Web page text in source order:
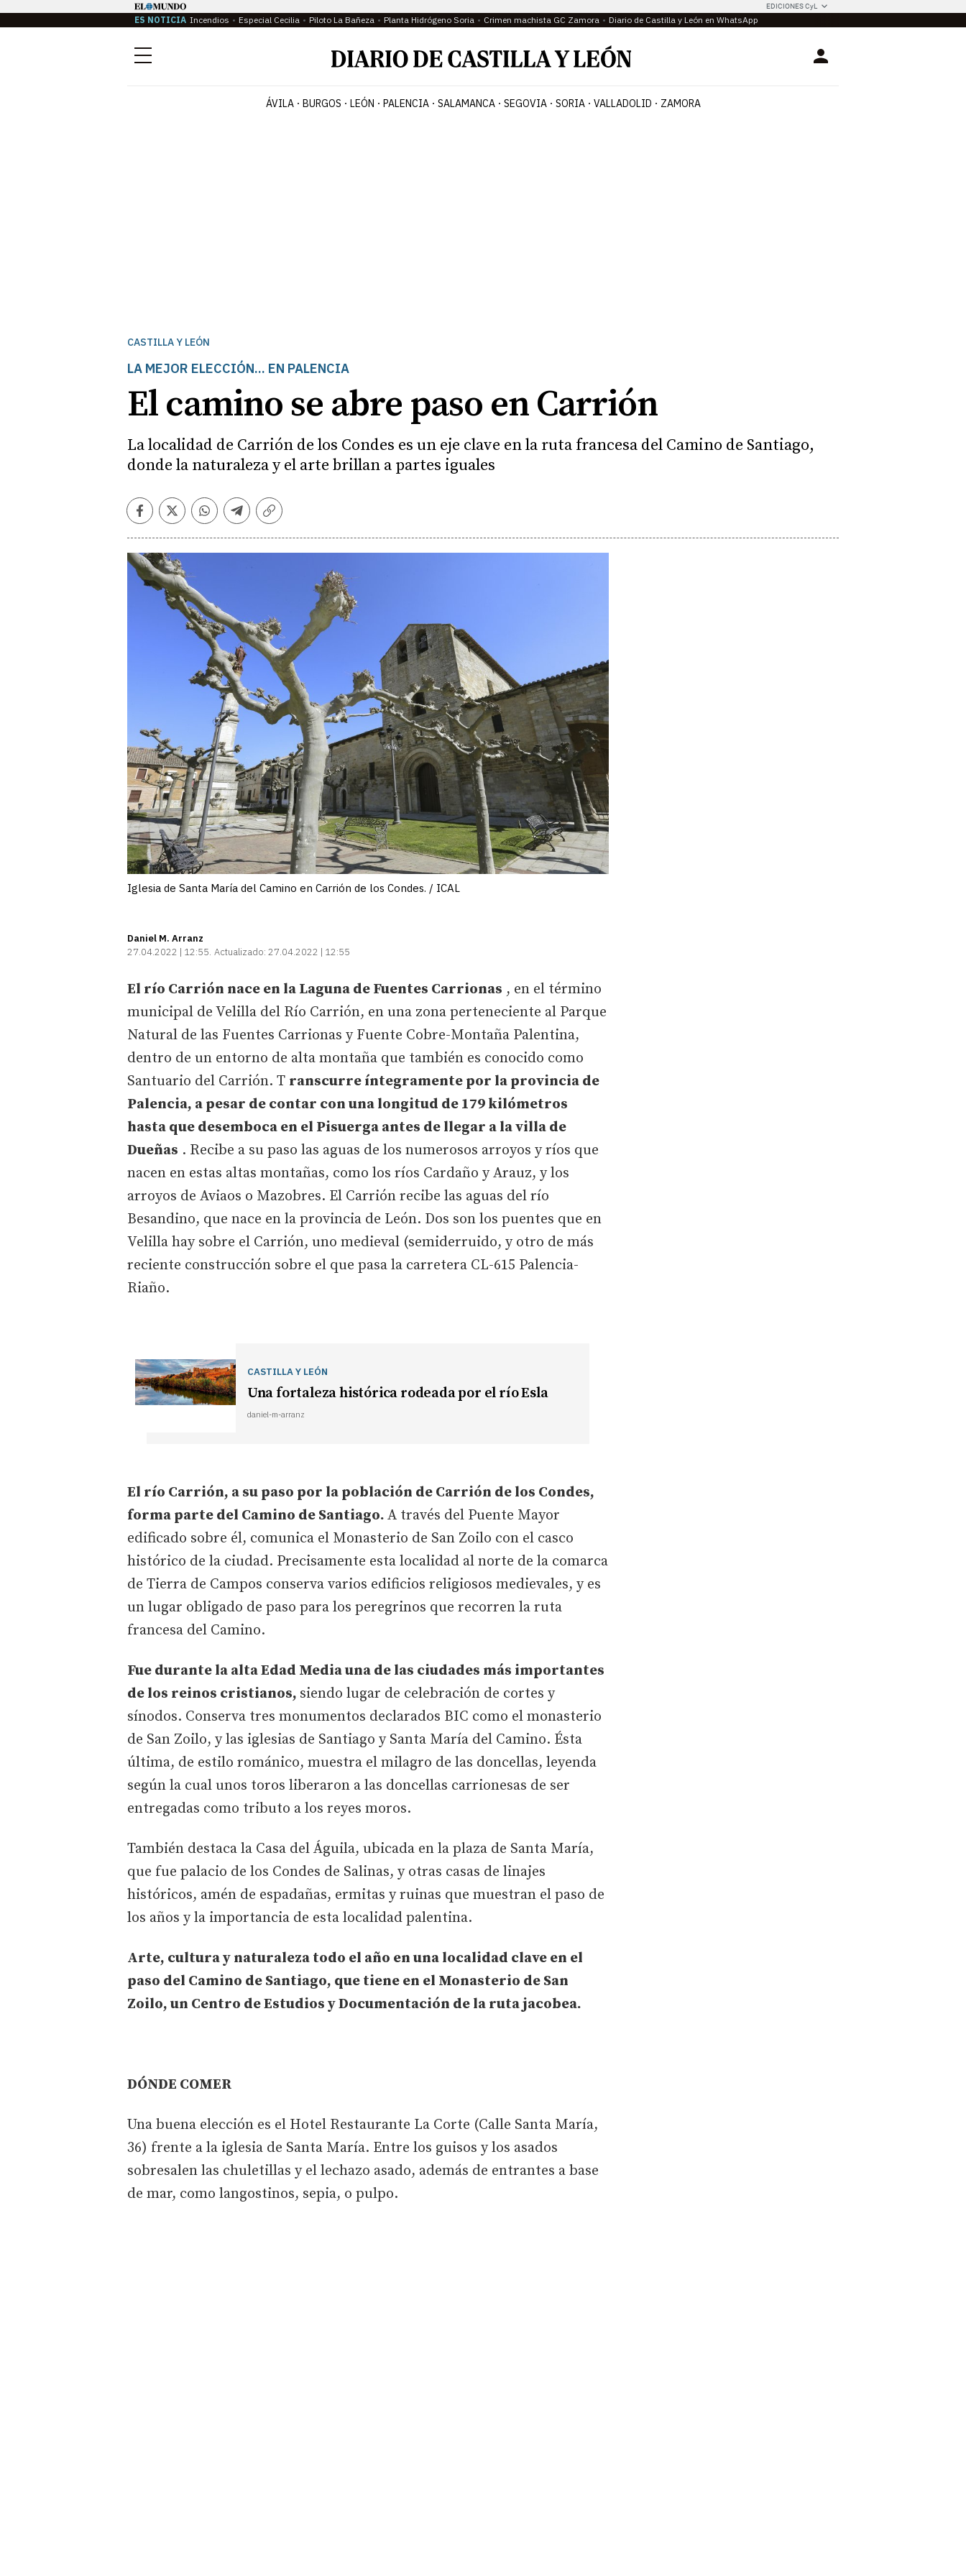
EDICIONES CyL
ES NOTICIA Incendios Especial Cecilia Piloto La Bañeza Planta Hidrógeno Soria Crimen machista GC Zamora Diario de Castilla y León en WhatsApp
Menú Login
ÁVILA BURGOS LEÓN PALENCIA SALAMANCA SEGOVIA SORIA VALLADOLID ZAMORA
CASTILLA Y LEÓN
LA MEJOR ELECCIÓN... EN PALENCIA
El camino se abre paso en Carrión
La localidad de Carrión de los Condes es un eje clave en la ruta francesa del Camino de Santiago,
donde la naturaleza y el arte brillan a partes iguales
Facebook
TwitterWhatsapp
Telegram
Copiar
Iglesia de Santa María del Camino en Carrión de los Condes. / ICAL
Daniel M. Arranz
27.04.2022 | 12:55 Actualizado: 27.04.2022 | 12:55
El río Carrión nace en la Laguna de Fuentes Carrionas , en el término
municipal de Velilla del Río Carrión, en una zona perteneciente al Parque
Natural de las Fuentes Carrionas y Fuente Cobre-Montaña Palentina,
dentro de un entorno de alta montaña que también es conocido como
Santuario del Carrión. T ranscurre íntegramente por la provincia de
Palencia, a pesar de contar con una longitud de 179 kilómetros
hasta que desemboca en el Pisuerga antes de llegar a la villa de
Dueñas . Recibe a su paso las aguas de los numerosos arroyos y ríos que
nacen en estas altas montañas, como los ríos Cardaño y Arauz, y los
arroyos de Aviaos o Mazobres. El Carrión recibe las aguas del río
Besandino, que nace en la provincia de León. Dos son los puentes que en
Velilla hay sobre el Carrión, uno medieval (semiderruido, y otro de más
reciente construcción sobre el que pasa la carretera CL-615 Palencia-
Riaño.
CASTILLA Y LEÓN
Una fortaleza histórica rodeada por el río Esla
daniel-m-arranz
El río Carrión, a su paso por la población de Carrión de los Condes,
forma parte del Camino de Santiago. A través del Puente Mayor
edificado sobre él, comunica el Monasterio de San Zoilo con el casco
histórico de la ciudad. Precisamente esta localidad al norte de la comarca
de Tierra de Campos conserva varios edificios religiosos medievales, y es
un lugar obligado de paso para los peregrinos que recorren la ruta
francesa del Camino.
Fue durante la alta Edad Media una de las ciudades más importantes
de los reinos cristianos, siendo lugar de celebración de cortes y
sínodos. Conserva tres monumentos declarados BIC como el monasterio
de San Zoilo, y las iglesias de Santiago y Santa María del Camino. Ésta
última, de estilo románico, muestra el milagro de las doncellas, leyenda
según la cual unos toros liberaron a las doncellas carrionesas de ser
entregadas como tributo a los reyes moros.
También destaca la Casa del Águila, ubicada en la plaza de Santa María,
que fue palacio de los Condes de Salinas, y otras casas de linajes
históricos, amén de espadañas, ermitas y ruinas que muestran el paso de
los años y la importancia de esta localidad palentina.
Arte, cultura y naturaleza todo el año en una localidad clave en el
paso del Camino de Santiago, que tiene en el Monasterio de San
Zoilo, un Centro de Estudios y Documentación de la ruta jacobea.
DÓNDE COMER
Una buena elección es el Hotel Restaurante La Corte (Calle Santa María,
36) frente a la iglesia de Santa María. Entre los guisos y los asados
sobresalen las chuletillas y el lechazo asado, además de entrantes a base
de mar, como langostinos, sepia, o pulpo.